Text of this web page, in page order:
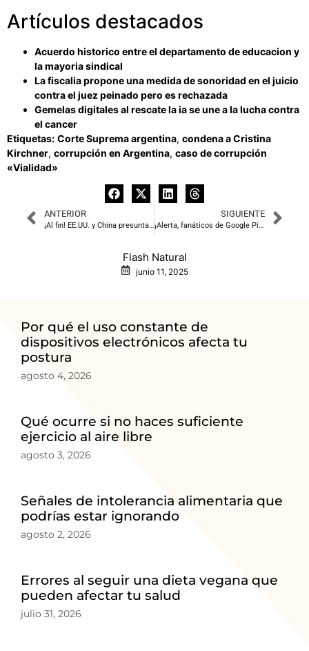
Artículos destacados
Acuerdo historico entre el departamento de educacion y
la mayoria sindical
La fiscalia propone una medida de sonoridad en el juicio
contra el juez peinado pero es rechazada
Gemelas digitales al rescate la ia se une a la lucha contra
el cancer
Etiquetas: Corte Suprema argentina, condena a Cristina
Kirchner, corrupción en Argentina, caso de corrupción
«Vialidad»
ANTERIOR
¡Al fin! EE.UU. y China presuntamente dejan las espadas en alto y se dan la mano
SIGUIENTE
¡Alerta, fanáticos de Google Pixel! Android 16 ya está aquí y viene con sorpresas
Flash Natural
junio 11, 2025
Por qué el uso constante de
dispositivos electrónicos afecta tu
postura
agosto 4, 2026
Qué ocurre si no haces suficiente
ejercicio al aire libre
agosto 3, 2026
Señales de intolerancia alimentaria que
podrías estar ignorando
agosto 2, 2026
Errores al seguir una dieta vegana que
pueden afectar tu salud
julio 31, 2026